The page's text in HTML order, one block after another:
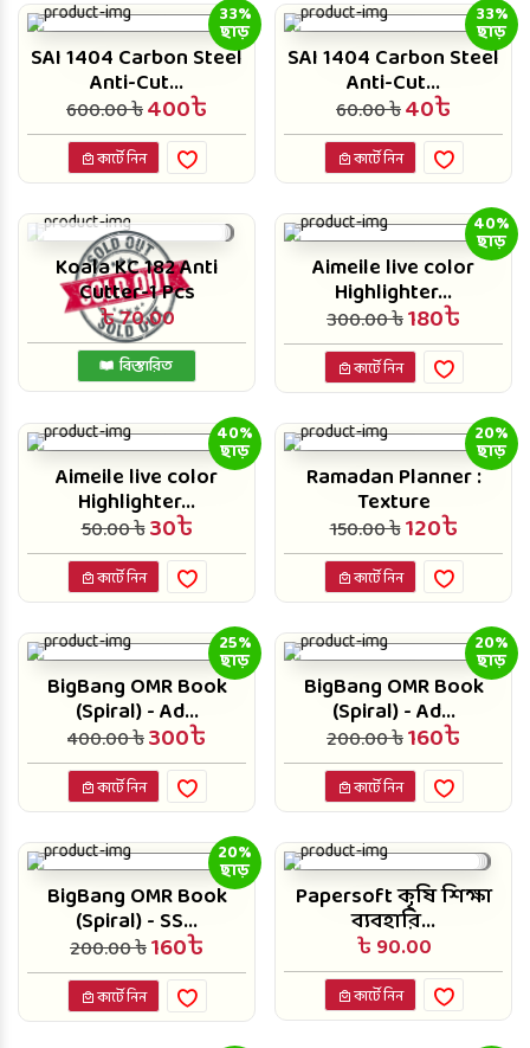
33%
ছাড়
SAI 1404 Carbon Steel
Anti-Cut...
600.00 ৳400৳
কার্টে নিন
33%
ছাড়
SAI 1404 Carbon Steel
Anti-Cut...
60.00 ৳40৳
কার্টে নিন
Koala KC 182 Anti
Cutter-1 Pcs
৳ 70.00
বিস্তারিত
40%
ছাড়
Aimeile live color
Highlighter...
300.00 ৳180৳
কার্টে নিন
40%
ছাড়
Aimeile live color
Highlighter...
50.00 ৳30৳
কার্টে নিন
20%
ছাড়
Ramadan Planner :
Texture
150.00 ৳120৳
কার্টে নিন
25%
ছাড়
BigBang OMR Book
(Spiral) - Ad...
400.00 ৳300৳
কার্টে নিন
20%
ছাড়
BigBang OMR Book
(Spiral) - Ad...
200.00 ৳160৳
কার্টে নিন
20%
ছাড়
BigBang OMR Book
(Spiral) - SS...
200.00 ৳160৳
কার্টে নিন
Papersoft কৃষি শিক্ষা
ব্যবহারি...
৳ 90.00
কার্টে নিন